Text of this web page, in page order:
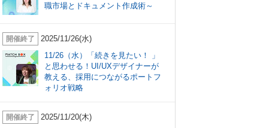
職市場とドキュメント作成術～
開催終了
2025/11/26(水)
11/26（水）「続きを見たい！ 」
と思わせる！UI/UXデザイナーが
教える、採用につながるポートフ
ォリオ戦略
開催終了
2025/11/20(木)